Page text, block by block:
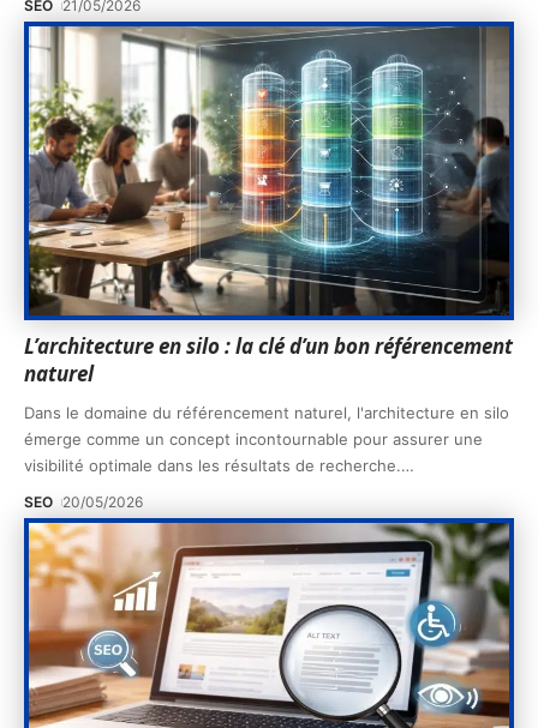
SEO 21/05/2026
L’architecture en silo : la clé d’un bon référencement
naturel
Dans le domaine du référencement naturel, l'architecture en silo
émerge comme un concept incontournable pour assurer une
visibilité optimale dans les résultats de recherche.…
SEO 20/05/2026